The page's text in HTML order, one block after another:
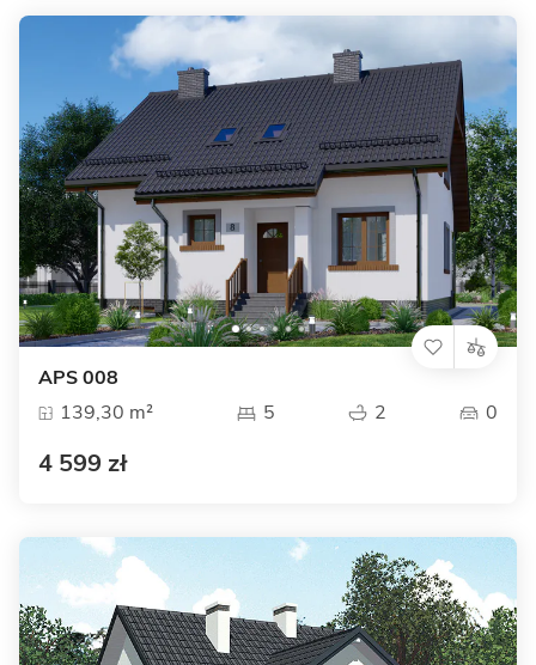
APS 008
139,30 m²
5 2 0
4 599 zł